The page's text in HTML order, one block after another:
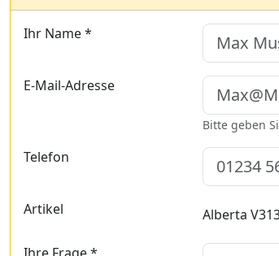
Ihr Name *
E-Mail-Adresse
Bitte geben
Telefon
Artikel Alberta
Ihre Frage *